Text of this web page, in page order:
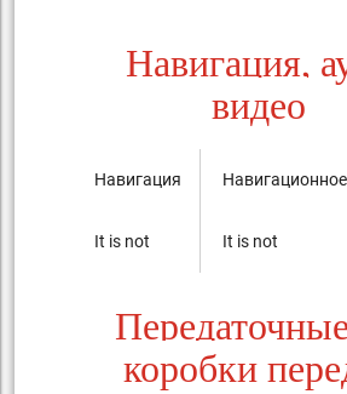
Навигация,
видео
Навигация
It is not It is not
коробки